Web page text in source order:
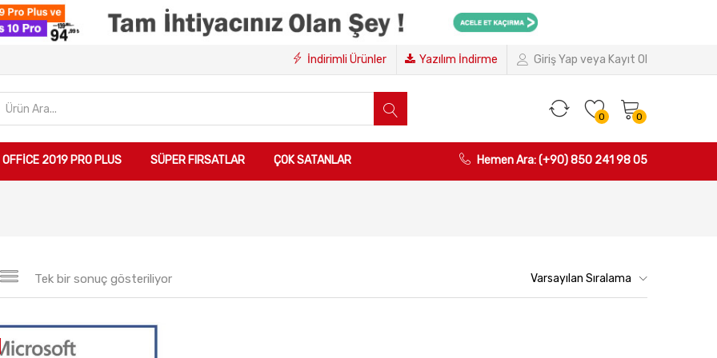
Giriş Yap veya Kayıt Ol
İndirimli Ürünler Yazılım İndirme
0 0
OFFICE 2019 PRO PLUS SÜPER FIRSATLAR ÇOK SATANLAR Hemen Ara: (+90) 850 241 98 05
Tek bir sonuç gösteriliyor Varsayılan Sıralama